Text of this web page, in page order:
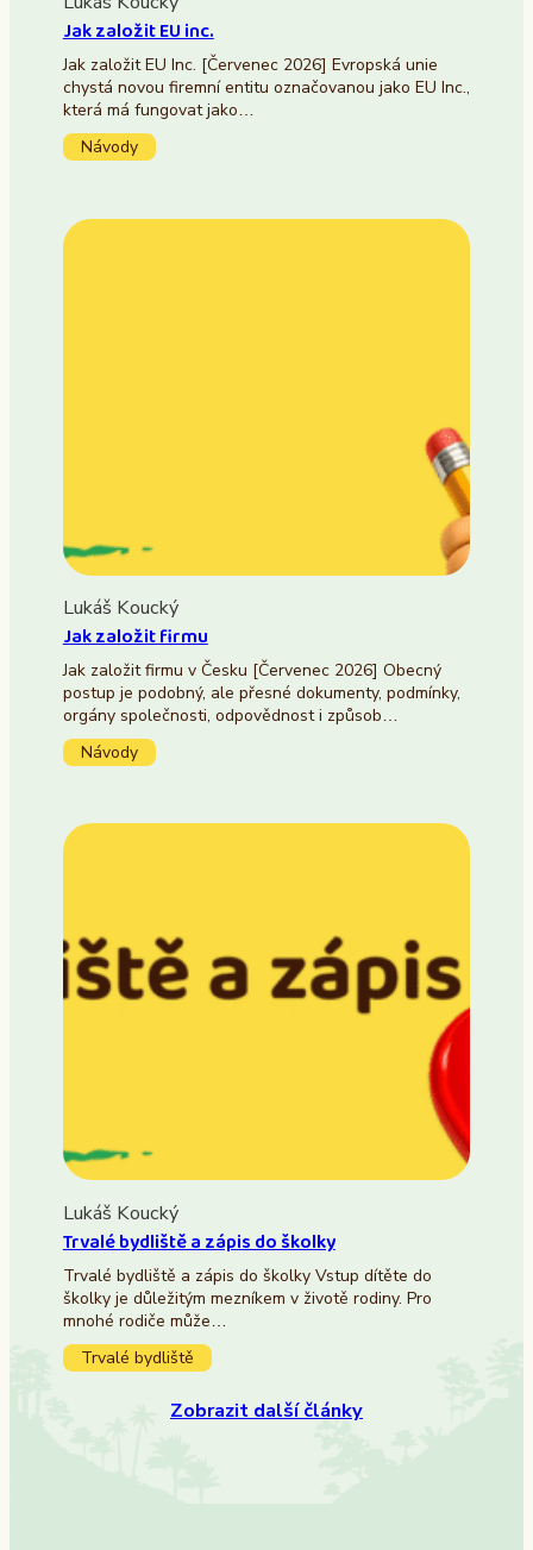
Jak založit EU inc.
Jak založit EU Inc. [Červenec 2026] Evropská unie
chystá novou firemní entitu označovanou jako EU Inc.,
která má fungovat jako…
Návody
Lukáš Koucký
Jak založit firmu
Jak založit firmu v Česku [Červenec 2026] Obecný
postup je podobný, ale přesné dokumenty, podmínky,
orgány společnosti, odpovědnost i způsob…
Návody
Lukáš Koucký
Trvalé bydliště a zápis do školky
Trvalé bydliště a zápis do školky Vstup dítěte do
školky je důležitým mezníkem v životě rodiny. Pro
mnohé rodiče může…
Trvalé bydliště
Zobrazit další články